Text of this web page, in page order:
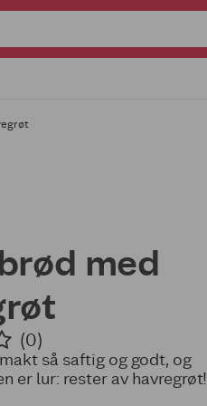
med
(0)
så saftig og godt, og
er lur: rester av havregrøt!